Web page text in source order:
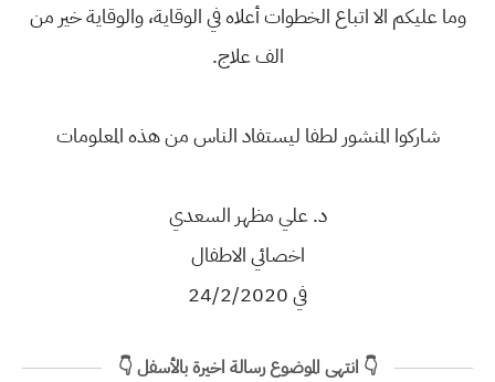
وما عليكم الا اتباع الخطوات أعلاه في الوقاية، والوقاية خير من
الف علاج.
شاركوا المنشور لطفا ليستفاد الناس من هذه المعلومات
د. علي مظهر السعدي
اخصائي الاطفال
في 24/2/2020
👇 انتهى الموضوع رسالة اخيرة بالأسفل 👇